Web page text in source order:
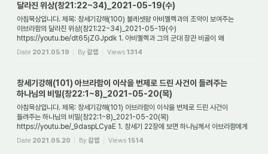
달라진 위상(창21:22~34)_2021-05-19(수)
아침묵상입니다. 제목: 창세기강해(100) 블레셋왕 아비멜렉과의 조약이 보여주는
아브라함의 달라진 위상(창21:22~34)_2021-05-19(수)
https://youtu.be/dt65jZGJpdk 1. 아비멜렉과 그의 군대 장관 비골이 왜
아브라함을 찾아왔는가? 오늘은 우리에게 잘 알려...
Date 2021.05.19 By갈렙 Views 1314
창세기강해(101) 아브라함이 이삭을 번제로 드린 사건이 들려주는
하나님의 비밀(창22:1~8)_2021-05-20(목)
아침묵상입니다. 제목: 창세기강해(101) 아브라함이 이삭을 번제로 드린 사건이
들려주는 하나님의 비밀(창22:1~8)_2021-05-20(목)
https://youtu.be/_9daspLCyaE 1. 창세기 22장에 보면 하나님께서 아브라함에게
어떤 일을 하라고 명령하셨는가? 아브라함과 ...
Date 2021.05.20 By갈렙 Views 1514